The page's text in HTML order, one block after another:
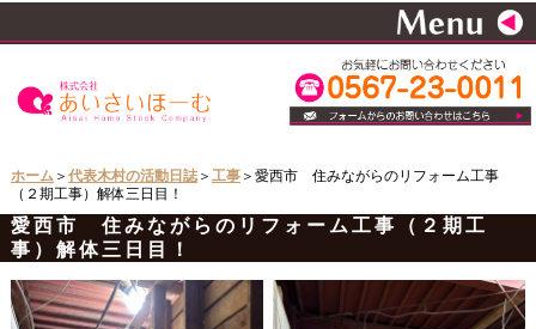
ホーム＞ 代表木村の活動日誌＞ 工事＞愛西市 住みながらのリフォーム工事
（２期工事）解体三日目！
愛西市 住みながらのリフォーム工事（２期工
事）解体三日目！